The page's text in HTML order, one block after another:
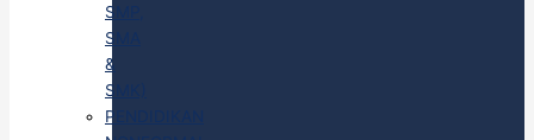
SMP,
SMA
&
SMK)
PENDIDIKAN